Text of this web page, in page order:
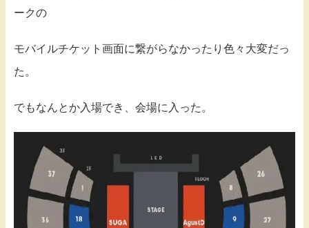
ークの
モバイルチケット画面に繋がらなかったり色々大変だっ
た。
でもなんとか入場でき、会場に入った。